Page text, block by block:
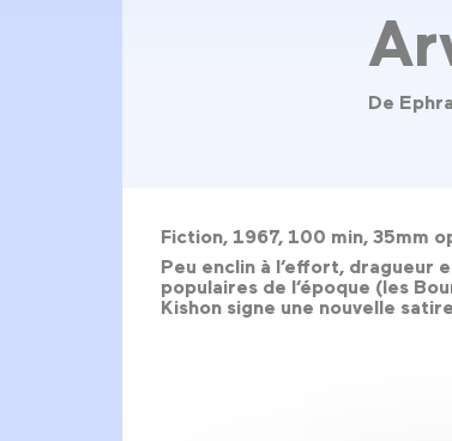
De
Fiction, 1967, 100 min, 35mm
Peu enclin à l’effort, dragueur
populaires de l’époque (les
Kishon signe une nouvelle